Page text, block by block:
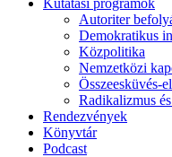
Kutatási programok
Autoriter
Demokratikus
Közpolitika
Nemzetközi
Összeesküvés-
Radikalizmus
Rendezvények
Könyvtár
Podcast